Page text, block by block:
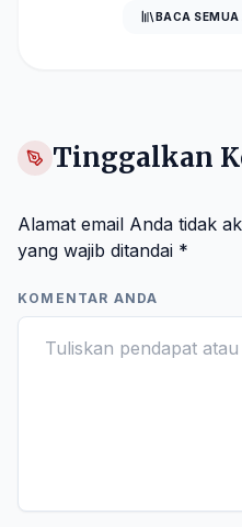
BACA SEMUA
Tinggalkan
Alamat email Anda tidak
yang wajib ditandai *
KOMENTAR ANDA